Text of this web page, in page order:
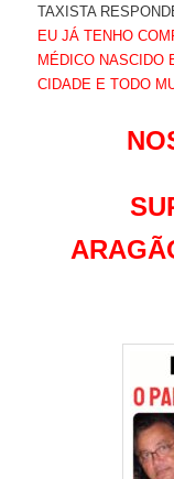
TAXISTA
EU JÁ TENHO
MÉDICO NASCIDO
CIDADE E TODO